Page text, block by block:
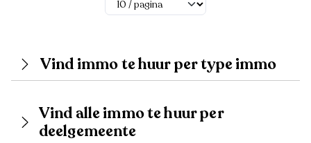
Vind immo te huur per type immo
Vind alle immo te huur per
deelgemeente